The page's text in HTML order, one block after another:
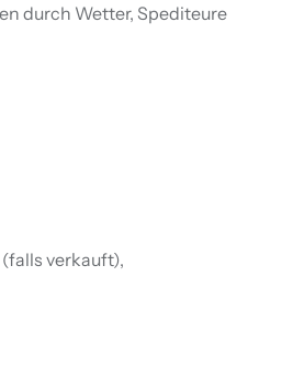
durch Wetter, Spediteure
verkauft),